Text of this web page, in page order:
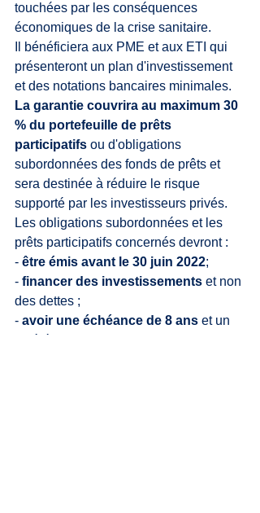
touchées par les conséquences
économiques de la crise sanitaire.
Il bénéficiera aux PME et aux ETI qui
présenteront un plan d'investissement
et des notations bancaires minimales.
La garantie couvrira au maximum 30
% du portefeuille de prêts
participatifs ou d'obligations
subordonnées des fonds de prêts et
sera destinée à réduire le risque
supporté par les investisseurs privés.
Les obligations subordonnées et les
prêts participatifs concernés devront :
- être émis avant le 30 juin 2022;
- financer des investissements et non
des dettes ;
- avoir une échéance de 8 ans et un